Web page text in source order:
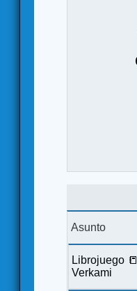
Asunto
Librojuego
Verkami